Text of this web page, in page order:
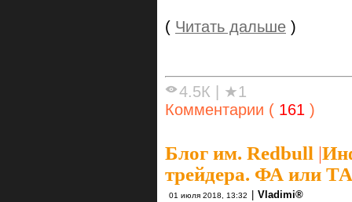
( Читать дальше )
4.5К
★1
Комментарии ( 161 )
Блог им. Redbull |
трейдера. ФА или
01 июля 2018, 13:32 Vlаdimi®